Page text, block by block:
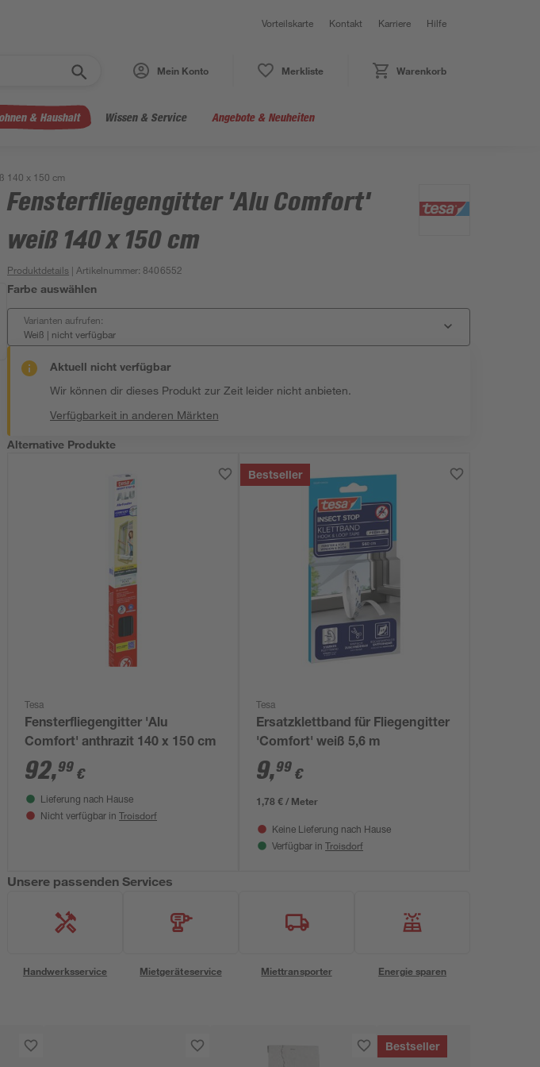
Vorteilskarte Kontakt Karriere Hilfe
Mein Konto Merkliste Warenkorb
& Haushalt Wissen & Service Angebote & Neuheiten
140 x 150 cm
Fensterfliegengitter 'Alu Comfort'
weiß 140 x 150 cm
Produktdetails | Artikelnummer: 8406552
Farbe auswählen
Varianten aufrufen:
Weiß | nicht verfügbar
Aktuell nicht verfügbar
Wir können dir dieses Produkt zur Zeit leider nicht anbieten.
Verfügbarkeit in anderen Märkten
Alternative Produkte
Tesa
Fensterfliegengitter 'Alu
Comfort' anthrazit 140 x 150 cm
92,99 €
Lieferung nach Hause
Nicht verfügbar in Troisdorf
Bestseller
Tesa
Ersatzklettband für Fliegengitter
'Comfort' weiß 5,6 m
9,99 €
1,78 € / Meter
Keine Lieferung nach Hause
Verfügbar in Troisdorf
Unsere passenden Services
Handwerksservice Mietgeräteservice Miettransporter Energie sparen
Bestseller